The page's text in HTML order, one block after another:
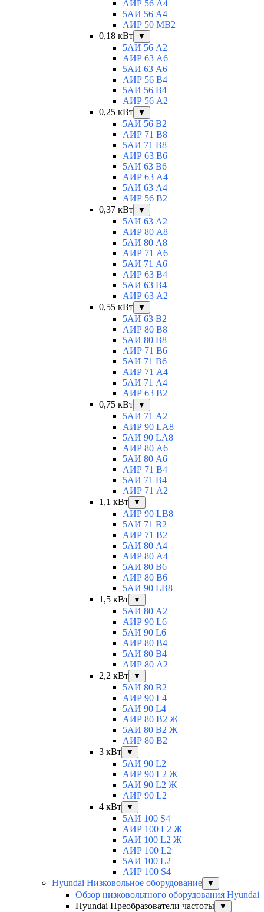
АИР 56 А4
5АИ 56 A4
АИР 50 МВ2
0,18 кВт
▼
5АИ 56 A2
АИР 63 А6
5АИ 63 A6
АИР 56 В4
5АИ 56 В4
АИР 56 А2
0,25 кВт
▼
5АИ 56 B2
АИР 71 В8
5АИ 71 B8
АИР 63 B6
5АИ 63 B6
АИР 63 А4
5АИ 63 A4
АИР 56 В2
0,37 кВт
▼
5АИ 63 A2
АИР 80 А8
5АИ 80 A8
АИР 71 А6
5АИ 71 A6
АИР 63 B4
5АИ 63 B4
АИР 63 А2
0,55 кВт
▼
5АИ 63 B2
АИР 80 B8
5АИ 80 В8
АИР 71 В6
5АИ 71 B6
АИР 71 А4
5АИ 71 A4
АИР 63 B2
0,75 кВт
▼
5АИ 71 A2
АИР 90 LA8
5АИ 90 LA8
АИР 80 А6
5АИ 80 A6
АИР 71 В4
5АИ 71 B4
АИР 71 A2
1,1 кВт
▼
АИР 90 LB8
5АИ 71 B2
АИР 71 В2
5АИ 80 A4
АИР 80 А4
5АИ 80 В6
АИР 80 B6
5АИ 90 LB8
1,5 кВт
▼
5АИ 80 A2
АИР 90 L6
5АИ 90 L6
АИР 80 B4
5АИ 80 B4
АИР 80 А2
2,2 кВт
▼
5АИ 80 B2
АИР 90 L4
5АИ 90 L4
АИР 80 В2 Ж
5АИ 80 В2 Ж
АИР 80 B2
3 кВт
▼
5АИ 90 L2
АИР 90 L2 Ж
5АИ 90 L2 Ж
АИР 90 L2
4 кВт
▼
5АИ 100 S4
АИР 100 L2 Ж
5АИ 100 L2 Ж
АИР 100 L2
5АИ 100 L2
АИР 100 S4
Hyundai Низковольное оборудование
▼
Обзор низковольтного оборудования Hyundai
Hyundai Преобразователи частоты
▼